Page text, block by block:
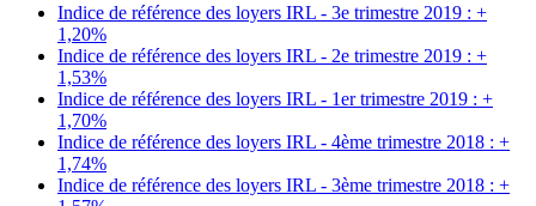
Indice de référence des loyers IRL - 3e trimestre 2019 : +
1,20%
Indice de référence des loyers IRL - 2e trimestre 2019 : +
1,53%
Indice de référence des loyers IRL - 1er trimestre 2019 : +
1,70%
Indice de référence des loyers IRL - 4ème trimestre 2018 : +
1,74%
Indice de référence des loyers IRL - 3ème trimestre 2018 : +